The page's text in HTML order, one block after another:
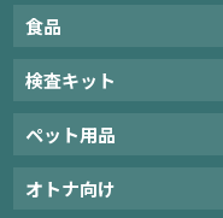
食品
検査キット
ペット用品
オトナ向け